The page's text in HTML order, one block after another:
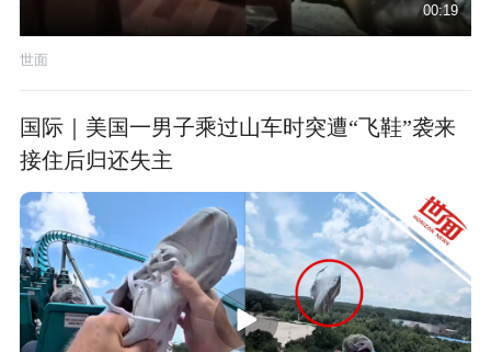
00:19
世面
国际｜美国一男子乘过山车时突遭“飞鞋”袭来
接住后归还失主